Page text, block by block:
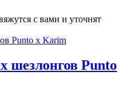
с вами и уточнят
шезлонгов Punto